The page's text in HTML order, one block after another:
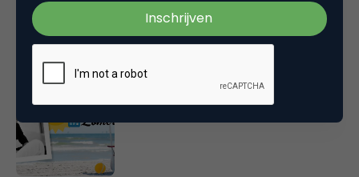
Marketingfacts Zomercheck –
Roel Stavorinus